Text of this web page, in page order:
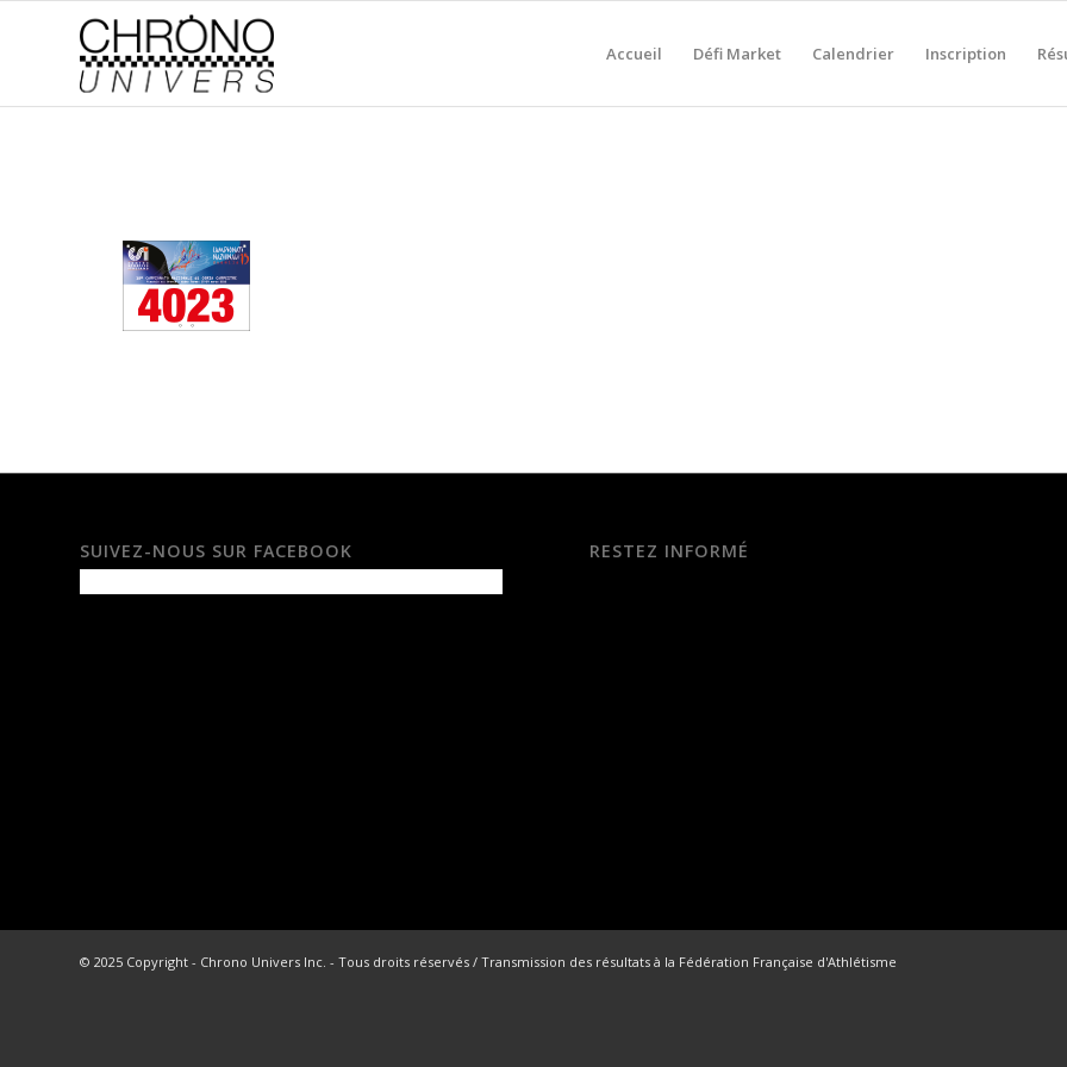
Accueil Défi Market Calendrier Inscription
SUIVEZ-NOUS SUR FACEBOOK RESTEZ INFORMÉ
© 2025 Copyright - Chrono Univers Inc. - Tous droits réservés / Transmission des résultats à la Fédération Française d'Athlétisme